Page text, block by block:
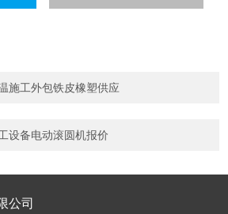
施工外包铁皮橡塑供应
设备电动滚圆机报价
公司